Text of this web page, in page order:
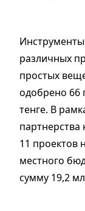
различных
простых
одобрено 66
тенге. В
партнерства
11 проектов
местного
сумму 19,2